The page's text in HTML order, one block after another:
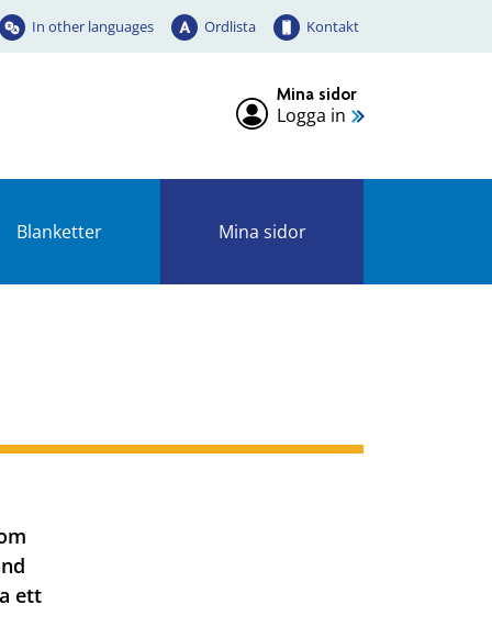
In other languages Ordlista Kontakt
Mina sidor
Logga in
Blanketter Mina sidor
ett